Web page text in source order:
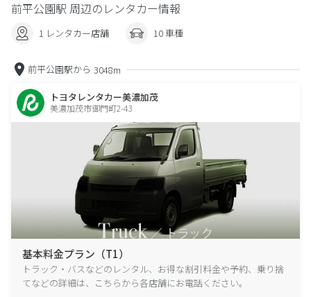
前平公園駅 周辺のレンタカー情報
1 レンタカー店舗 10 車種
前平公園駅から 3048m
トヨタレンタカー美濃加茂
美濃加茂市御門町2-43
基本料金プラン（T1）
トラック・バスなどのレンタル、お得な割引料金や予約、乗り捨
てなどの詳細は、こちらから各店舗にお電話ください。